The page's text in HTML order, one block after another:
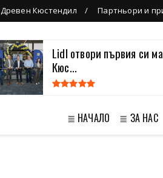
Древен Кюстендил Партньори и
Lidl отвори първия си
Кюс...
≣ НАЧАЛО ≣ ЗА НАС